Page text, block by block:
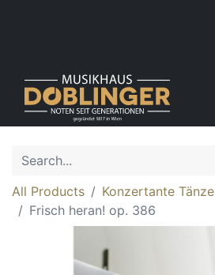
All Products
Konzertante Tänze
Frisch heran! op. 386